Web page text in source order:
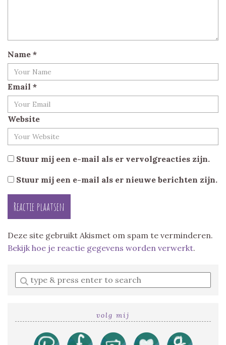
Name *
Email *
Website
Stuur mij een e-mail als er vervolgreacties zijn.
Stuur mij een e-mail als er nieuwe berichten zijn.
Deze site gebruikt Akismet om spam te verminderen.
Bekijk hoe je reactie gegevens worden verwerkt.
Enter
a
volg mij